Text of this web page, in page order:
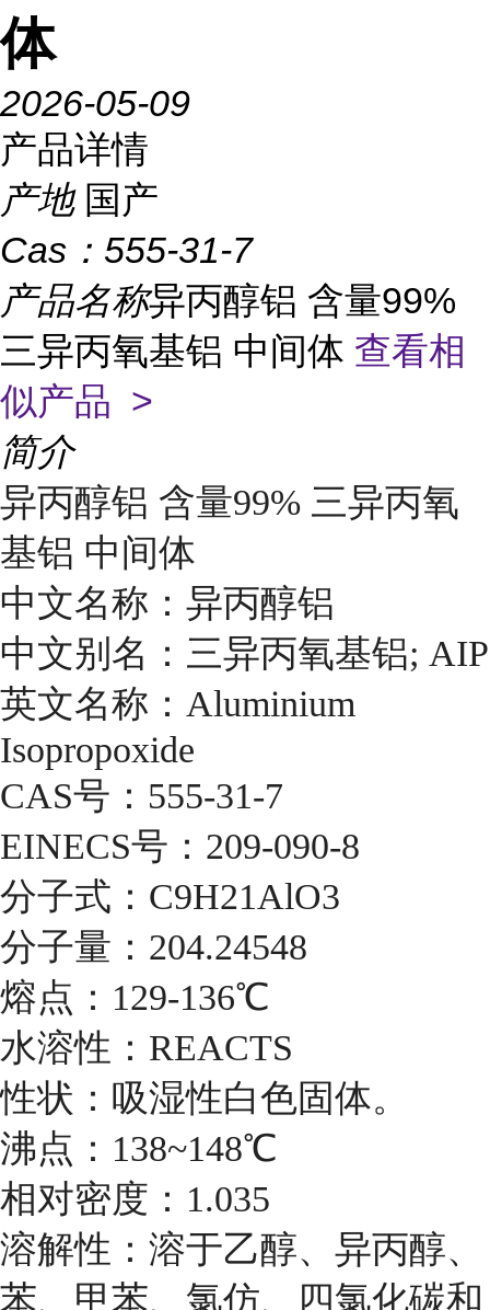
体
2026-05-09
产品详情
产地 国产
Cas： 555-31-7
产品名称异丙醇铝 含量99%
三异丙氧基铝 中间体 查看相
似产品 >
简介
异丙醇铝 含量99% 三异丙氧
基铝 中间体
中文名称：异丙醇铝
中文别名：三异丙氧基铝; AIP
英文名称：Aluminium
Isopropoxide
CAS号：555-31-7
EINECS号：209-090-8
分子式：C9H21AlO3
分子量：204.24548
熔点：129-136℃
水溶性：REACTS
性状：吸湿性白色固体。
沸点：138~148℃
相对密度：1.035
溶解性：溶于乙醇、异丙醇、
苯、甲苯、氯仿、四氯化碳和